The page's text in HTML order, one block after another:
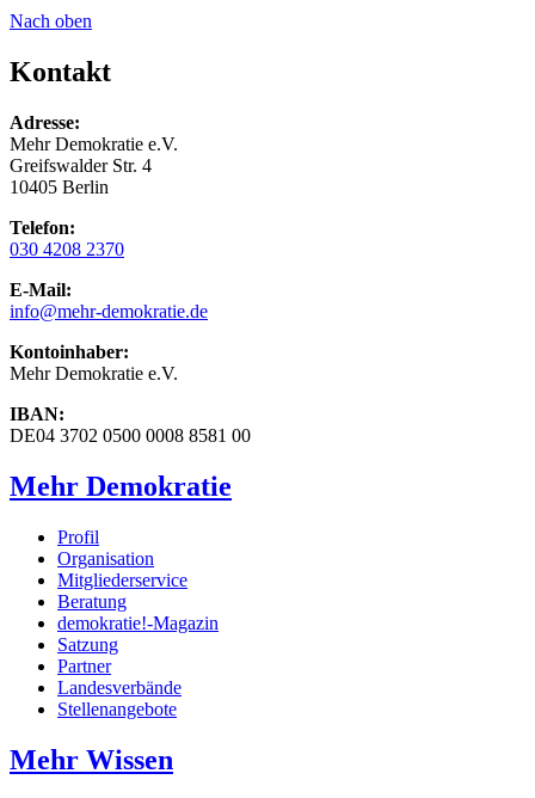
Nach oben
Kontakt
Adresse:
Mehr Demokratie e.V.
Greifswalder Str. 4
10405 Berlin
Telefon:
030 4208 2370
E-Mail:
info@mehr-demokratie.de
Kontoinhaber:
Mehr Demokratie e.V.
IBAN:
DE04 3702 0500 0008 8581 00
Mehr Demokratie
Profil
Organisation
Mitgliederservice
Beratung
demokratie!-Magazin
Satzung
Partner
Landesverbände
Stellenangebote
Mehr Wissen